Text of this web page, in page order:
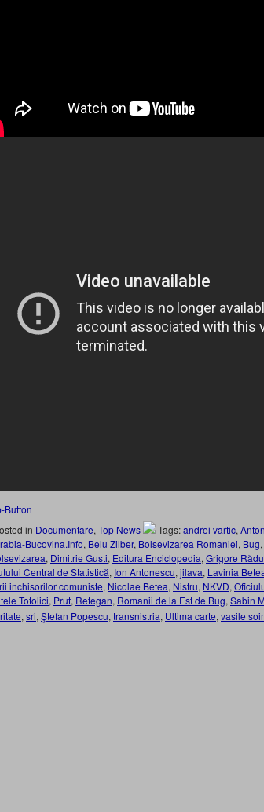
in Documentare, Top News Tags:andrei vartic,
Bucovina.Info, Belu Zilber, Bolsevizarea Romaniei, Bug,
, Dimitrie Gusti, Editura Enciclopedia, Grigore
Central de Statistică, Ion Antonescu, jilava, Lavinia
inchisorilor comuniste, Nicolae Betea, Nistru, NKVD,
Totolici, Prut, Retegan, Romanii de la Est de Bug, Sabin
, sri, Ştefan Popescu, transnistria, Ultima carte, vasile